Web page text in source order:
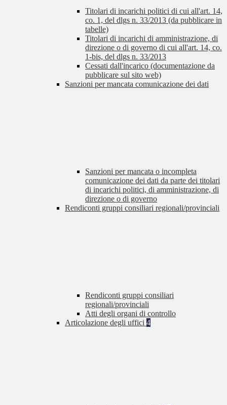
Titolari di incarichi politici di cui all'art. 14,
co. 1, del dlgs n. 33/2013 (da pubblicare in
tabelle)
Titolari di incarichi di amministrazione, di
direzione o di governo di cui all'art. 14, co.
1-bis, del dlgs n. 33/2013
Cessati dall'incarico (documentazione da
pubblicare sul sito web)
Sanzioni per mancata comunicazione dei dati
Sanzioni per mancata o incompleta
comunicazione dei dati da parte dei titolari
di incarichi politici, di amministrazione, di
direzione o di governo
Rendiconti gruppi consiliari regionali/provinciali
Rendiconti gruppi consiliari
regionali/provinciali
Atti degli organi di controllo
Articolazione degli uffici 4